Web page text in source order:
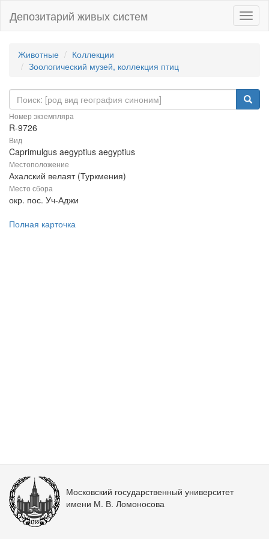
Депозитарий живых систем
Животные
Коллекции
Зоологический музей, коллекция птиц
Номер экземпляра
R-9726
Вид
Caprimulgus aegyptius aegyptius
Местоположение
Ахалский велаят (Туркмения)
Место сбора
окр. пос. Уч-Аджи
Полная карточка
Московский государственный университет
имени М. В. Ломоносова